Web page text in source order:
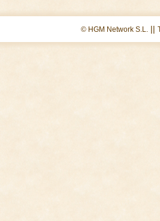
© HGM Network S.L. ||